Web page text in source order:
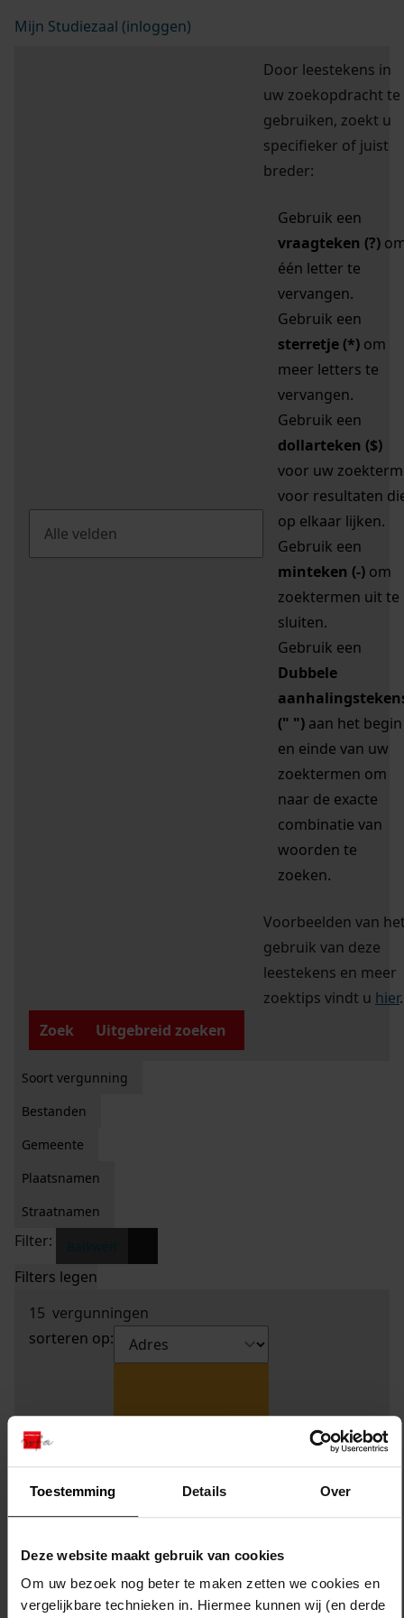
Toestemming Details Over
Deze website maakt gebruik van cookies
Om uw bezoek nog beter te maken zetten we cookies en
vergelijkbare technieken in. Hiermee kunnen wij (en derde
Mijn Studiezaal (inloggen)
Door leestekens in
uw zoekopdracht te
gebruiken, zoekt u
specifieker of juist
breder:
Gebruik een
vraagteken (?)
één letter te
vervangen.
Gebruik een
sterretje (*) om
meer letters te
vervangen.
Gebruik een
dollarteken ($)
voor uw zoekterm
voor resultaten
op elkaar lijken.
Gebruik een
minteken (-) om
zoektermen uit te
sluiten.
Gebruik een
Dubbele
(" ") aan het begin
en einde van uw
zoektermen om
naar de exacte
combinatie van
woorden te
zoeken.
Voorbeelden van
gebruik van deze
leestekens en meer
zoektips vindt u hier.
Zoek
Uitgebreid zoeken
Soort vergunning
Bestanden
Gemeente
Plaatsnamen
Straatnamen
Filter:
Filters legen
15 vergunningen
sorteren op: